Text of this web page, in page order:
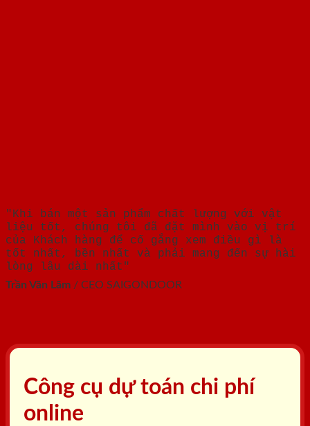
"Khi bán một sản phẩm chất lượng với vật
liệu tốt, chúng tôi đã đặt mình vào vị trí
của Khách hàng để cố gắng xem điều gì là
tốt nhất, bền nhất và phải mang đến sự hài
lòng lâu dài nhất"
Trần Văn Lãm / CEO SAIGONDOOR
Công cụ dự toán chi phí
online